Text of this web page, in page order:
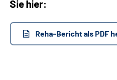
Sie hier:
Reha-Bericht als PDF